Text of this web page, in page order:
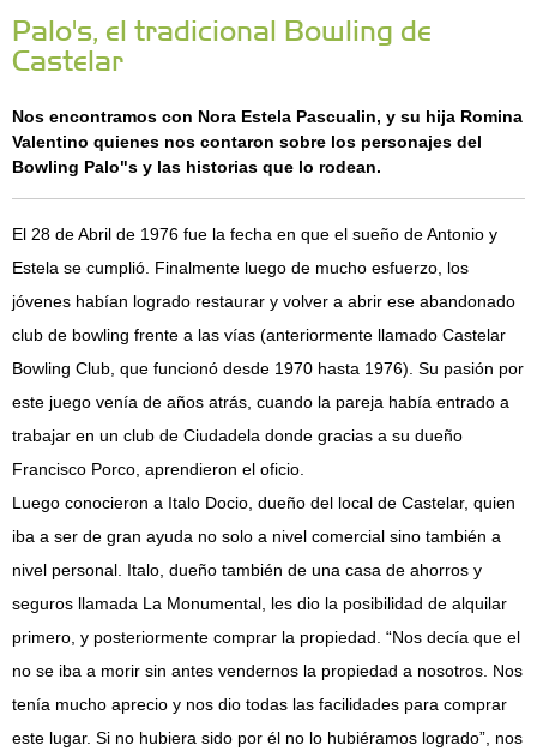
Palo's, el tradicional Bowling de
Castelar
Nos encontramos con Nora Estela Pascualin, y su hija Romina
Valentino quienes nos contaron sobre los personajes del
Bowling Palo"s y las historias que lo rodean.
El 28 de Abril de 1976 fue la fecha en que el sueño de Antonio y
Estela se cumplió. Finalmente luego de mucho esfuerzo, los
jóvenes habían logrado restaurar y volver a abrir ese abandonado
club de bowling frente a las vías (anteriormente llamado Castelar
Bowling Club, que funcionó desde 1970 hasta 1976). Su pasión por
este juego venía de años atrás, cuando la pareja había entrado a
trabajar en un club de Ciudadela donde gracias a su dueño
Francisco Porco, aprendieron el oficio.
Luego conocieron a Italo Docio, dueño del local de Castelar, quien
iba a ser de gran ayuda no solo a nivel comercial sino también a
nivel personal. Italo, dueño también de una casa de ahorros y
seguros llamada La Monumental, les dio la posibilidad de alquilar
primero, y posteriormente comprar la propiedad. “Nos decía que el
no se iba a morir sin antes vendernos la propiedad a nosotros. Nos
tenía mucho aprecio y nos dio todas las facilidades para comprar
este lugar. Si no hubiera sido por él no lo hubiéramos logrado”, nos